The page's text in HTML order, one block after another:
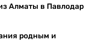
Алматы в Павлодар
родным и